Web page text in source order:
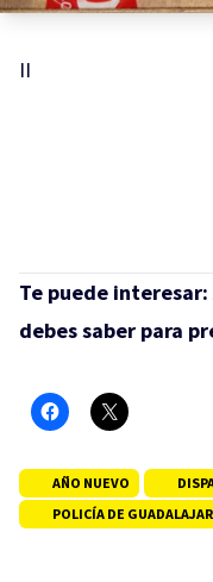
II
Te puede interesar:
debes saber para
AÑO NUEVO
POLICÍA DE